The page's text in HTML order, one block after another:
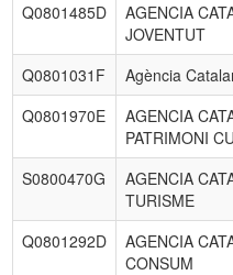
Q0801485D
AGENCIA
JOVENTUT
Q0801031F Agència
Q0801970E
AGENCIA
PATRIMONI
S0800470G
AGENCIA
TURISME
Q0801292D
AGENCIA
CONSUM